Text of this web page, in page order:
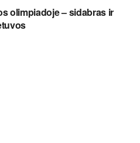
olimpiadoje – sidabras ir